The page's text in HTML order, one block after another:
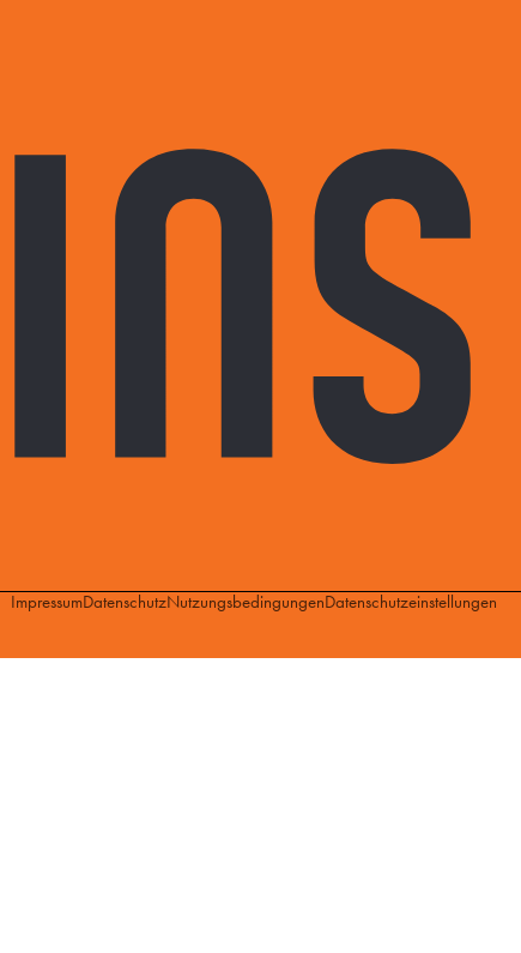
ImpressumDatenschutzNutzungsbedingungenDatenschutzeinstellungen